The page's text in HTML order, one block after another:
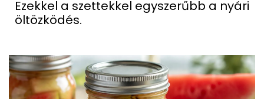
Ezekkel a szettekkel egyszerűbb a nyári
öltözködés.